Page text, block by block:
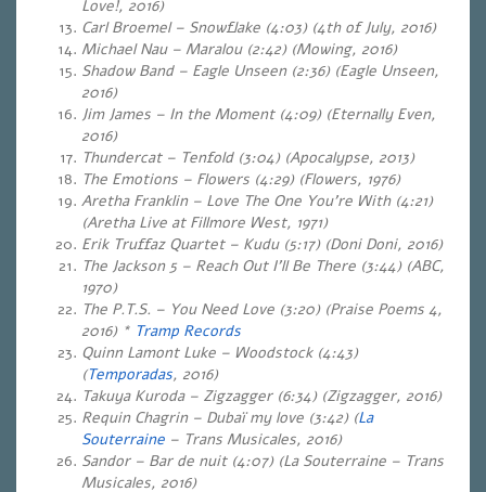
Love!, 2016)
Carl Broemel – Snowflake (4:03) (4th of July, 2016)
Michael Nau – Maralou (2:42) (Mowing, 2016)
Shadow Band – Eagle Unseen (2:36) (Eagle Unseen,
2016)
Jim James – In the Moment (4:09) (Eternally Even,
2016)
Thundercat – Tenfold (3:04) (Apocalypse, 2013)
The Emotions – Flowers (4:29) (Flowers, 1976)
Aretha Franklin – Love The One You’re With (4:21)
(Aretha Live at Fillmore West, 1971)
Erik Truffaz Quartet – Kudu (5:17) (Doni Doni, 2016)
The Jackson 5 – Reach Out I’ll Be There (3:44) (ABC,
1970)
The P.T.S. – You Need Love (3:20) (Praise Poems 4,
2016) * Tramp Records
Quinn Lamont Luke – Woodstock (4:43)
(Temporadas, 2016)
Takuya Kuroda – Zigzagger (6:34) (Zigzagger, 2016)
Requin Chagrin – Dubaï my love (3:42) (La
Souterraine – Trans Musicales, 2016)
Sandor – Bar de nuit (4:07) (La Souterraine – Trans
Musicales, 2016)